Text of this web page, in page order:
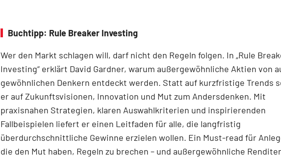
Buchtipp: Rule Breaker Investing
Wer den Markt schlagen will, darf nicht den Regeln folgen. In „Rule
Investing“ erklärt David Gardner, warum außergewöhnliche Aktien von
gewöhnlichen Denkern entdeckt werden. Statt auf kurzfristige Trends
er auf Zukunftsvisionen, Innovation und Mut zum Andersdenken. Mit
praxisnahen Strategien, klaren Auswahlkriterien und inspirierenden
Fallbeispielen liefert er einen Leit­faden für alle, die langfristig
überdurchschnittliche Gewinne erzielen wollen. Ein Must-read für
die den Mut haben, Regeln zu brechen – und außergewöhnliche